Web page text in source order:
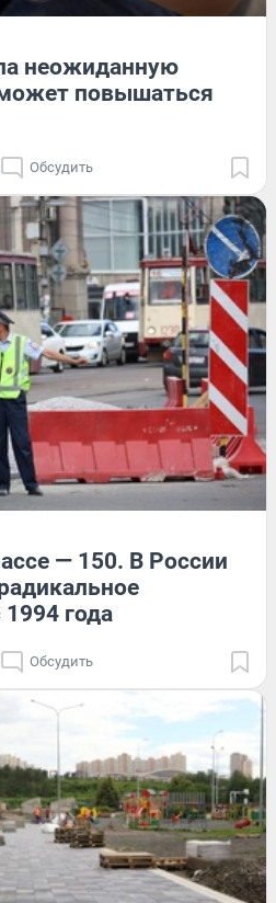
неожиданную
повышаться
Обсудить
— 150. В России
года
Обсудить